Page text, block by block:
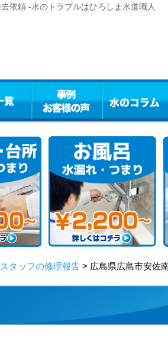
依頼 -水のトラブルはひろしま水道職人
スタッフの修理報告 > 広島県広島市安佐